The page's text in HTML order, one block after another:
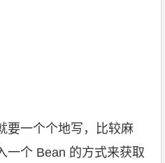
要一个个地写，比较麻
一个 Bean 的方式来获取